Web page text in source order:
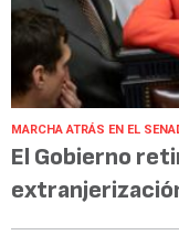
MARCHA ATRÁS EN EL
El Gobierno